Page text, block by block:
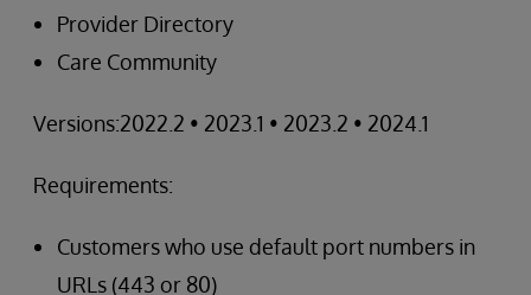
Provider Directory
Care Community
Versions:2022.2 • 2023.1 • 2023.2 • 2024.1
Requirements:
Customers who use default port numbers in
URLs (443 or 80)